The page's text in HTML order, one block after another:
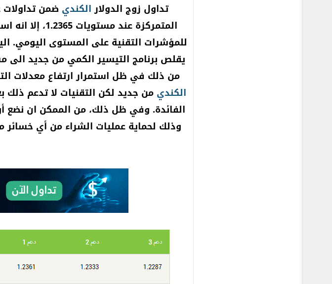
تداول زوج الدولارالكندي ضمن
المتمركزة
للمؤشرات التقنية على المستوى اليومي.
يقلص برنامج التيسير الكمي من جديد الى
من ذلك في ظل استمرار ارتفاع معدلات
الكندي من جديد لكن التقنيات لا تدعم ذلك
الفائدة. وفي ظل ذلك، من الممكن ان نضع